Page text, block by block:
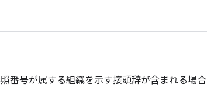
番号が属する組織を示す接頭辞が含まれる場合